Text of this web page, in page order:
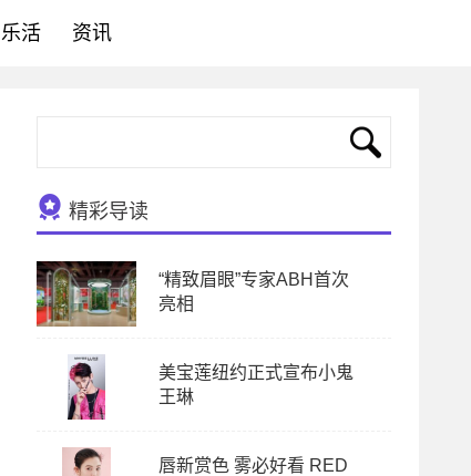
乐活 资讯
精彩导读
“精致眉眼”专家ABH首次
亮相
美宝莲纽约正式宣布小鬼
王琳
唇新赏色 雾必好看 RED